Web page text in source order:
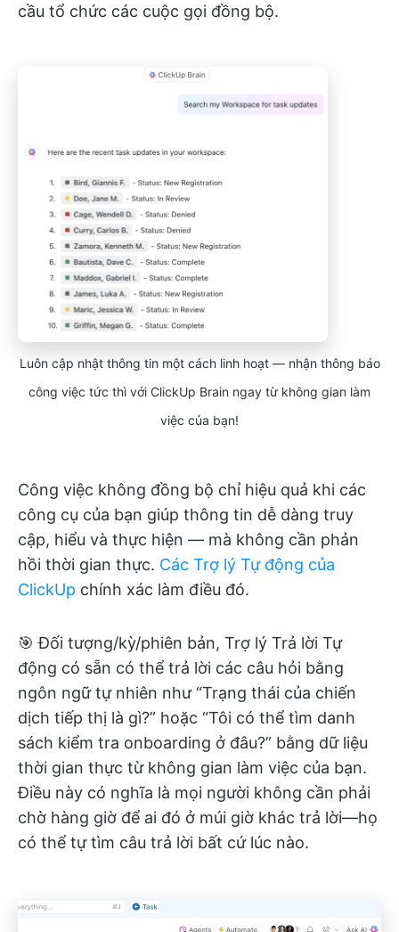
cầu tổ chức các cuộc gọi đồng bộ.
Luôn cập nhật thông tin một cách linh hoạt — nhận thông báo
công việc tức thì với ClickUp Brain ngay từ không gian làm
việc của bạn!
Công việc không đồng bộ chỉ hiệu quả khi các
công cụ của bạn giúp thông tin dễ dàng truy
cập, hiểu và thực hiện — mà không cần phản
hồi thời gian thực. Các Trợ lý Tự động của
ClickUp chính xác làm điều đó.
🎯 Đối tượng/kỳ/phiên bản, Trợ lý Trả lời Tự
động có sẵn có thể trả lời các câu hỏi bằng
ngôn ngữ tự nhiên như “Trạng thái của chiến
dịch tiếp thị là gì?” hoặc “Tôi có thể tìm danh
sách kiểm tra onboarding ở đâu?” bằng dữ liệu
thời gian thực từ không gian làm việc của bạn.
Điều này có nghĩa là mọi người không cần phải
chờ hàng giờ để ai đó ở múi giờ khác trả lời—họ
có thể tự tìm câu trả lời bất cứ lúc nào.